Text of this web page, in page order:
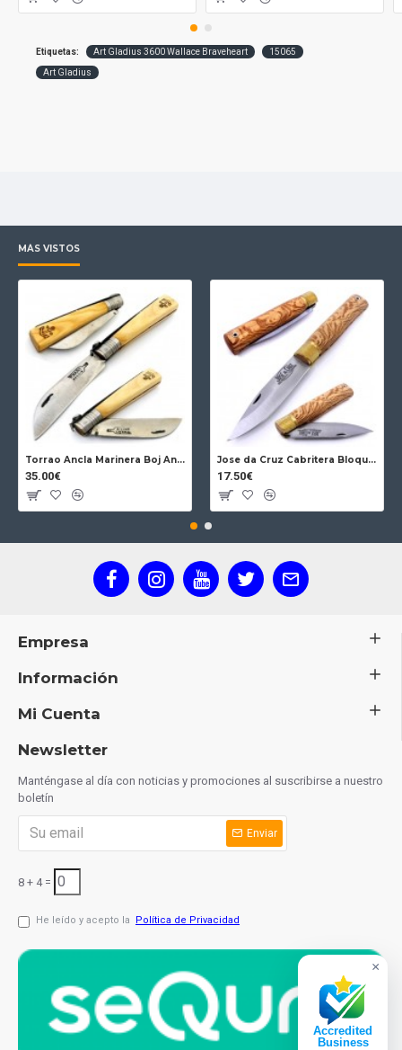
Etiquetas: Art Gladius 3600 Wallace Braveheart 15065
Art Gladius
MÁS VISTOS
Torrao Ancla Marinera Boj Ancla Bloqueo
35.00€
Jose da Cruz Cabritera Bloqueo Encina Carbono
17.50€
Empresa
Información
Mi Cuenta
Newsletter
Manténgase al día con noticias y promociones al suscribirse a nuestro
boletín
Enviar
8 + 4 =
He leído y acepto la Política de Privacidad
×
Accredited
Business